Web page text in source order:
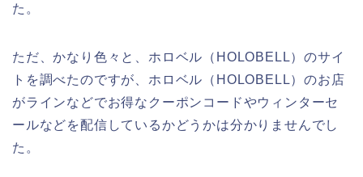
た。
ただ、かなり色々と、ホロベル（HOLOBELL）のサイ
トを調べたのですが、ホロベル（HOLOBELL）のお店
がラインなどでお得なクーポンコードやウィンターセ
ールなどを配信しているかどうかは分かりませんでし
た。